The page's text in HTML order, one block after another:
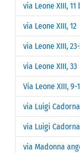
via Leone XIII, 11
via Leone XIII, 12
via Leone XIII,
via Leone XIII, 33
Via Leone XIII, 9-
via Luigi
via Luigi
via Madonna